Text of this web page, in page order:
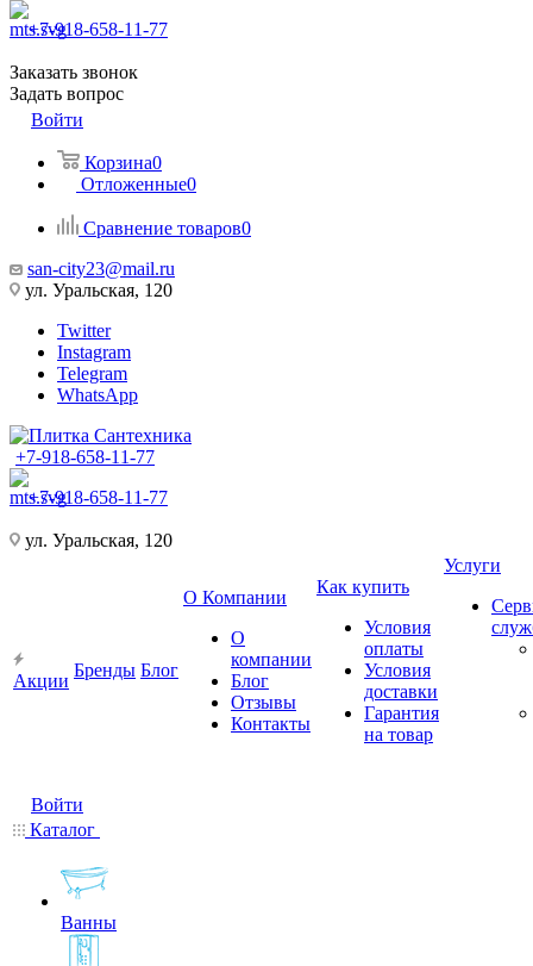
+7-918-658-11-77
Заказать звонок
Задать вопрос
Войти
Корзина0
Отложенные0
Сравнение товаров0
san-city23@mail.ru
ул. Уральская, 120
Twitter
Instagram
Telegram
WhatsApp
+7-918-658-11-77
+7-918-658-11-77
ул. Уральская, 120
Акции
Бренды Блог
О Компании
О
компании
Блог
Отзывы
Контакты
Как купить
Условия
оплаты
Условия
доставки
Гарантия
на товар
Услуги
Войти
Каталог
Ванны